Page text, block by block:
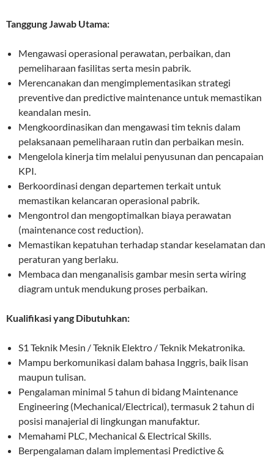
Tanggung Jawab Utama:
Mengawasi operasional perawatan, perbaikan, dan
pemeliharaan fasilitas serta mesin pabrik.
Merencanakan dan mengimplementasikan strategi
preventive dan predictive maintenance untuk memastikan
keandalan mesin.
Mengkoordinasikan dan mengawasi tim teknis dalam
pelaksanaan pemeliharaan rutin dan perbaikan mesin.
Mengelola kinerja tim melalui penyusunan dan pencapaian
KPI.
Berkoordinasi dengan departemen terkait untuk
memastikan kelancaran operasional pabrik.
Mengontrol dan mengoptimalkan biaya perawatan
(maintenance cost reduction).
Memastikan kepatuhan terhadap standar keselamatan dan
peraturan yang berlaku.
Membaca dan menganalisis gambar mesin serta wiring
diagram untuk mendukung proses perbaikan.
Kualifikasi yang Dibutuhkan:
S1 Teknik Mesin / Teknik Elektro / Teknik Mekatronika.
Mampu berkomunikasi dalam bahasa Inggris, baik lisan
maupun tulisan.
Pengalaman minimal 5 tahun di bidang Maintenance
Engineering (Mechanical/Electrical), termasuk 2 tahun di
posisi manajerial di lingkungan manufaktur.
Memahami PLC, Mechanical & Electrical Skills.
Berpengalaman dalam implementasi Predictive &